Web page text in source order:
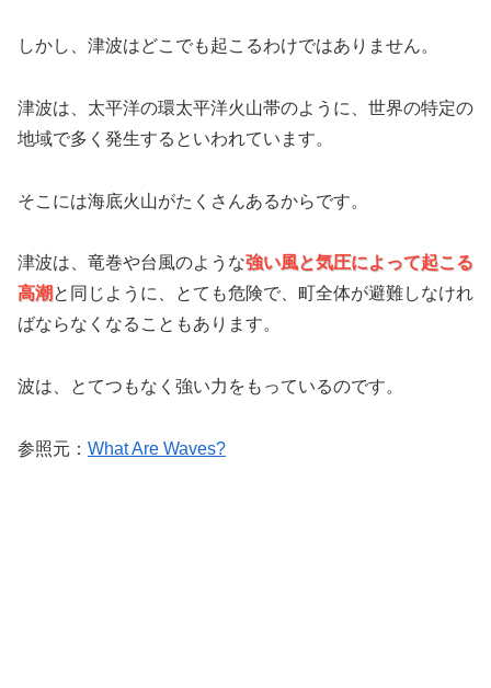
しかし、津波はどこでも起こるわけではありません。
津波は、太平洋の環太平洋火山帯のように、世界の特定の
地域で多く発生するといわれています。
そこには海底火山がたくさんあるからです。
津波は、竜巻や台風のような強い風と気圧によって起こる
高潮 と同じように、とても危険で、町全体が避難しなけれ
ばならなくなることもあります。
波は、とてつもなく強い力をもっているのです。
参照元： What Are Waves?